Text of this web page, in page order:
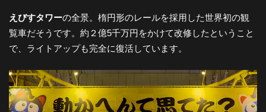
景
都
えびすタワーの全景。楕円形のレールを採用した世界初の観
覧車だそうです。約２億5千万円をかけて改修したということ
で、ライトアップも完全に復活しています。